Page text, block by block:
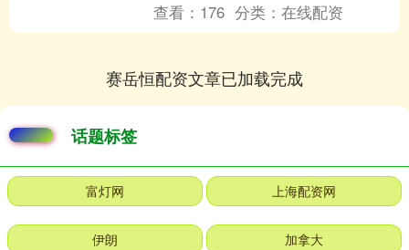
查看： 176 分类：在线配资
赛岳恒配资文章已加载完成
话题标签
富灯网 上海配资网
伊朗 加拿大